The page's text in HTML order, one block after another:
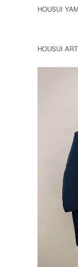
HOUSUI
HOUSUI